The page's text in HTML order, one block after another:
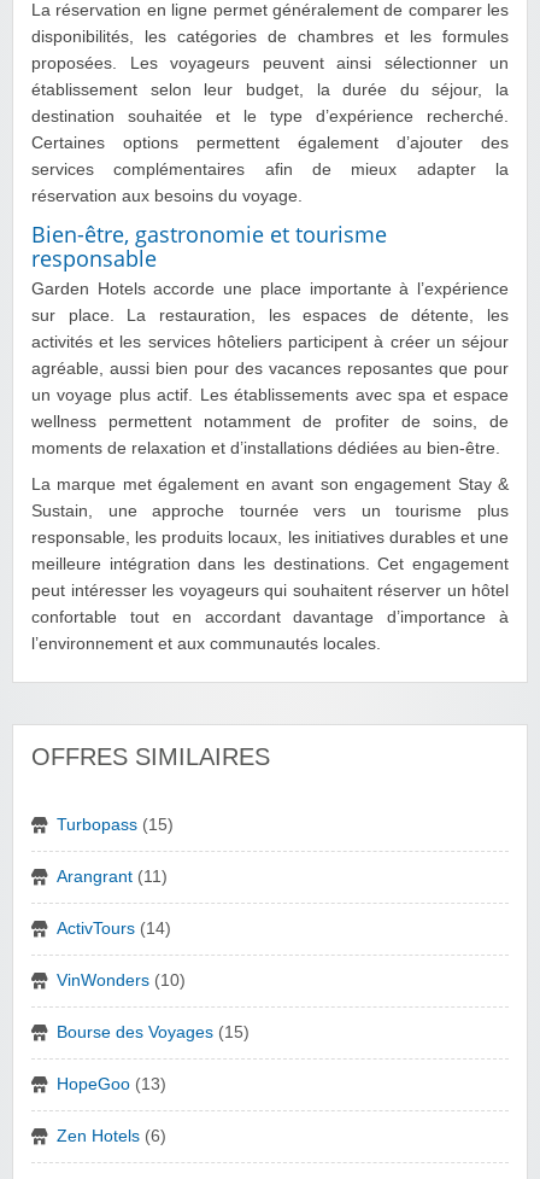
La réservation en ligne permet généralement de comparer les
disponibilités, les catégories de chambres et les formules
proposées. Les voyageurs peuvent ainsi sélectionner un
établissement selon leur budget, la durée du séjour, la
destination souhaitée et le type d’expérience recherché.
Certaines options permettent également d’ajouter des
services complémentaires afin de mieux adapter la
réservation aux besoins du voyage.
Bien-être, gastronomie et tourisme
responsable
Garden Hotels accorde une place importante à l’expérience
sur place. La restauration, les espaces de détente, les
activités et les services hôteliers participent à créer un séjour
agréable, aussi bien pour des vacances reposantes que pour
un voyage plus actif. Les établissements avec spa et espace
wellness permettent notamment de profiter de soins, de
moments de relaxation et d’installations dédiées au bien-être.
La marque met également en avant son engagement Stay &
Sustain, une approche tournée vers un tourisme plus
responsable, les produits locaux, les initiatives durables et une
meilleure intégration dans les destinations. Cet engagement
peut intéresser les voyageurs qui souhaitent réserver un hôtel
confortable tout en accordant davantage d’importance à
l’environnement et aux communautés locales.
OFFRES SIMILAIRES
Turbopass (15)
Arangrant (11)
ActivTours (14)
VinWonders (10)
Bourse des Voyages (15)
HopeGoo (13)
Zen Hotels (6)